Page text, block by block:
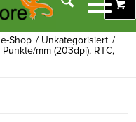
Shop / Unkategorisiert /
mm (203dpi), RTC,